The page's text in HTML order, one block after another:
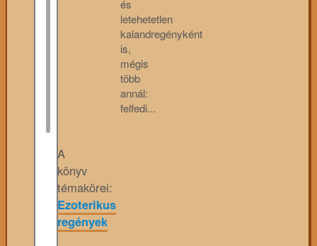
és
letehetetlen
kalandregényként
is,
mégis
több
annál:
felfedi...
A
könyv
témakörei:
Ezoterikus
regények